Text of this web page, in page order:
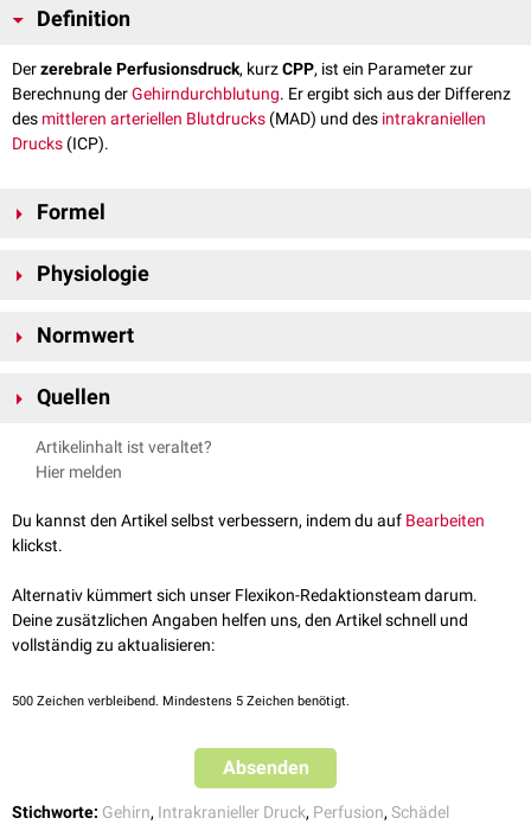
Definition
Derzerebrale Perfusionsdruck, kurzCPP, ist ein Parameter zur
Berechnung derGehirndurchblutung. Er ergibt sich aus der Differenz
des mittleren arteriellen Blutdrucks (MAD) und des intrakraniellen
Drucks (ICP).
Formel
P P=MAD−ICP
Physiologie
das Gehirn durch die
einen starren Hohlraum darstellt (
steigendem intrakraniellen Druck zur
konsekutiver
Minderperfusion
Normwert
Quellen
Prange, Hilmar et al., Neurologische Intensivmedizin, Thieme, 2004
Artikelinhalt ist veraltet?
Hier melden
Du kannst den Artikel selbst verbessern, indem du auf Bearbeiten
klickst.
Alternativ kümmert sich unser Flexikon-Redaktionsteam darum.
Deine zusätzlichen Angaben helfen uns, den Artikel schnell und
vollständig zu aktualisieren:
500 Zeichen verbleibend. Mindestens 5 Zeichen benötigt.
Absenden
Stichworte: Gehirn, Intrakranieller Druck, Perfusion, Schädel